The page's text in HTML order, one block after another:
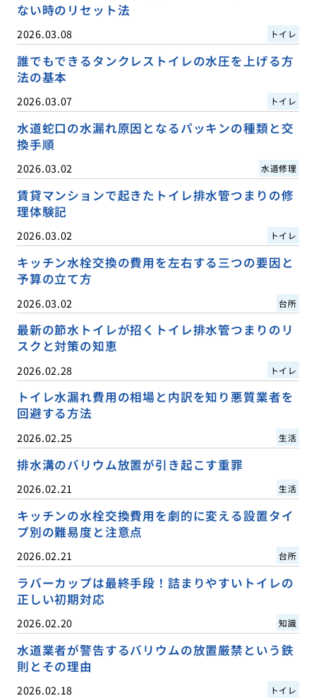
ない時のリセット法
2026.03.08 トイレ
誰でもできるタンクレストイレの水圧を上げる方
法の基本
2026.03.07 トイレ
水道蛇口の水漏れ原因となるパッキンの種類と交
換手順
2026.03.02 水道修理
賃貸マンションで起きたトイレ排水管つまりの修
理体験記
2026.03.02 トイレ
キッチン水栓交換の費用を左右する三つの要因と
予算の立て方
2026.03.02 台所
最新の節水トイレが招くトイレ排水管つまりのリ
スクと対策の知恵
2026.02.28 トイレ
トイレ水漏れ費用の相場と内訳を知り悪質業者を
回避する方法
2026.02.25 生活
排水溝のバリウム放置が引き起こす重罪
2026.02.21 生活
キッチンの水栓交換費用を劇的に変える設置タイ
プ別の難易度と注意点
2026.02.21 台所
ラバーカップは最終手段！詰まりやすいトイレの
正しい初期対応
2026.02.20 知識
水道業者が警告するバリウムの放置厳禁という鉄
則とその理由
2026.02.18 トイレ